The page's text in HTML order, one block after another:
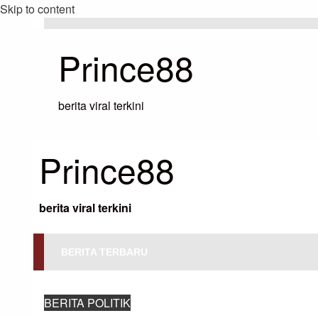
Skip to content
Prince88
berita viral terkini
Prince88
berita viral terkini
BERITA TERBARU
BERITA POLITIK